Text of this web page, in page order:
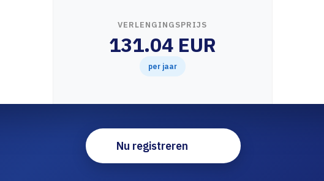
VERLENGINGSPRIJS
131.04 EUR
per jaar
Nu registreren